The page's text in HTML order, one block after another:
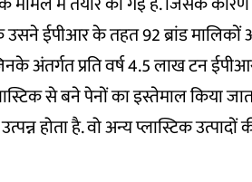
उसने ईपीआर के तहत 92 ब्रांड
अंतर्गत प्रति वर्ष 4.5 लाख टन
से बने पेनों का इस्तेमाल किया
होता है. वो अन्य प्लास्टिक